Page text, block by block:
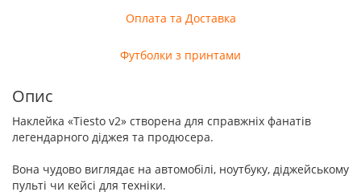
Оплата та Доставка
Футболки з принтами
Опис
Наклейка «Tiesto v2» створена для справжніх фанатів
легендарного діджея та продюсера.
Вона чудово виглядає на автомобілі, ноутбуку, діджейському
пульті чи кейсі для техніки.